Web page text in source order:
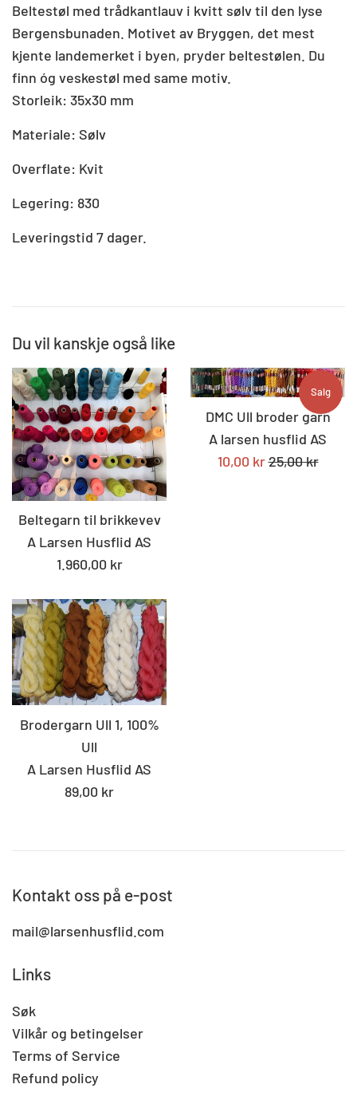
Beltestøl med trådkantlauv i kvitt sølv til den lyse
Bergensbunaden. Motivet av Bryggen, det mest
kjente landemerket i byen, pryder beltestølen. Du
finn óg veskestøl med same motiv.
Storleik: 35x30 mm
Materiale: Sølv
Overflate: Kvit
Legering: 830
Leveringstid 7 dager.
Du vil kanskje også like
Beltegarn til brikkevev
A Larsen Husflid AS
Standard
1.960,00 kr
DMC Ull broder garn
A larsen husflid AS
Tilbudspris
10,00 krStandard
25,00 kr
Salg
Brodergarn Ull 1, 100%
Ull
A Larsen Husflid AS
Standard
89,00 kr
Kontakt oss på e-post
mail@larsenhusflid.com
Links
Søk
Vilkår og betingelser
Terms of Service
Refund policy